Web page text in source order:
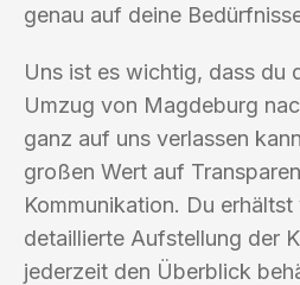
genau auf deine
Uns ist es wichtig, dass du
Umzug von Magdeburg
ganz auf uns verlassen
großen Wert auf
Kommunikation. Du erhältst
detaillierte Aufstellung der
jederzeit den Überblick